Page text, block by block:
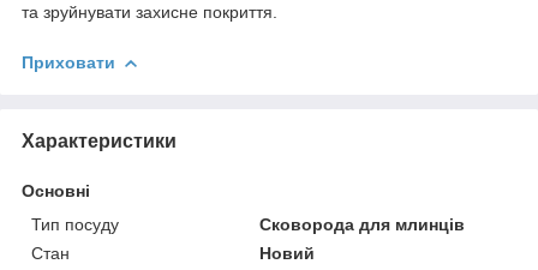
та зруйнувати захисне покриття.
Приховати
Характеристики
Основні
Тип посуду
Сковорода для млинців
Стан
Новий